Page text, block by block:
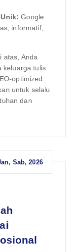
Google
informatif,
atas, Anda
keluarga tulis
optimized
untuk selalu
dan
Sab, 2026